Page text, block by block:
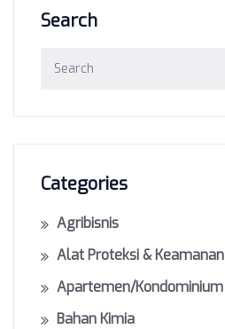
Search
Categories
Agribisnis
Alat Proteksi & Keamanan
Apartemen/Kondominium
Bahan Kimia